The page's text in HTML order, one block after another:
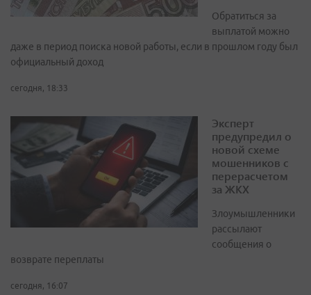
Обратиться за
выплатой можно
даже в период поиска новой работы, если в прошлом году был
официальный доход
сегодня, 18:33
Эксперт
предупредил о
новой схеме
мошенников с
перерасчетом
за ЖКХ
Злоумышленники
рассылают
сообщения о
возврате переплаты
сегодня, 16:07